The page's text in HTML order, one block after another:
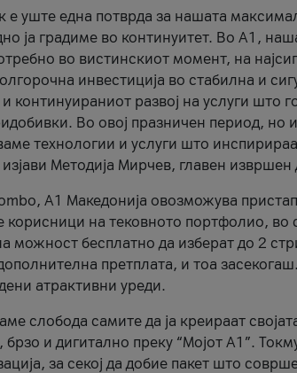
е уште една потврда за нашата
ја градиме во континуитет. Во А1,
во вистинскиот момент, на
инвестиција во стабилна и
континуираниот развој на услуги што
Во овој празничен период, но
технологии и услуги што
Методија Мирчев, главен
А1 Македонија овозможува
корисници на тековното портфолио,
можност бесплатно да изберат до 2
претплата, и тоа
атрактивни уреди.
слобода самите да ја креираат
и дигитално преку “Мојот А1”.
за секој да добие пакет што